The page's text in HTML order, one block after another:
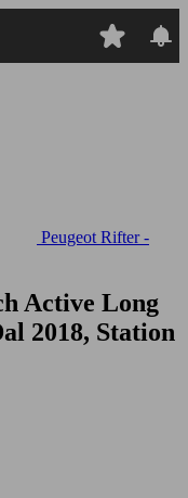
Peugeot Rifter -
Active Long
2018, Station